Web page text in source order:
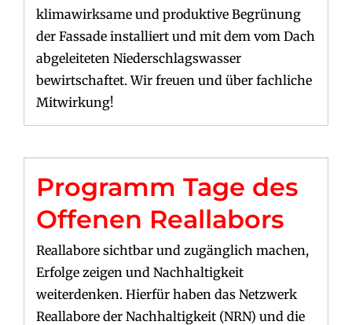
klimawirksame und produktive Begrünung
der Fassade installiert und mit dem vom Dach
abgeleiteten Niederschlagswasser
bewirtschaftet. Wir freuen und über fachliche
Mitwirkung!
Programm Tage des
Offenen Reallabors
Reallabore sichtbar und zugänglich machen,
Erfolge zeigen und Nachhaltigkeit
weiterdenken. Hierfür haben das Netzwerk
Reallabore der Nachhaltigkeit (NRN) und die